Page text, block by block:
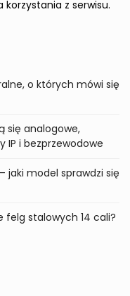
korzystania z serwisu.
o których mówi się
się analogowe,
i bezprzewodowe
jaki model sprawdzi się
felg stalowych 14 cali?